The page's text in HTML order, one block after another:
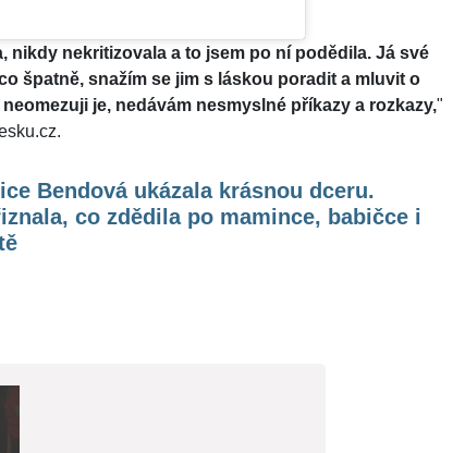
nikdy nekritizovala a to jsem po ní podědila. Já své
špatně, snažím se jim s láskou poradit a mluvit o
je, nedávám nesmyslné příkazy a rozkazy,"
Bendová ukázala krásnou dceru.
co zdědila po mamince, babičce i